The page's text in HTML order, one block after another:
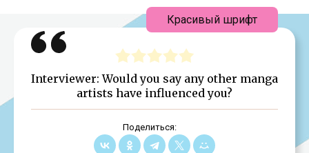
Interviewer: Would you say any other manga
artists have influenced you?
Поделиться:
Красивый шрифт